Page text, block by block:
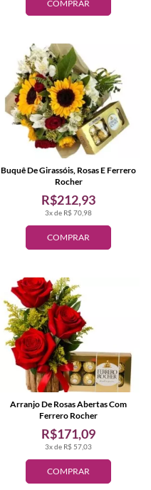
COMPRAR
COMPRAR
3x de R$ 70,98
R$212,93
Buquê De Girassóis, Rosas E Ferrero
Rocher
COMPRAR
3x de R$ 57,03
R$171,09
Arranjo De Rosas Abertas Com
Ferrero Rocher